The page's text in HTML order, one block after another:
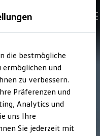
finden
& konfigurieren
die bestmögliche
ermöglichen und
zu verbessern.
Präferenzen und
Analytics und
uns Ihre
Sie jederzeit mit